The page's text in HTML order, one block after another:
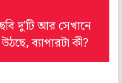
দু'টি আর সেখানে
ব্যাপারটা কী?